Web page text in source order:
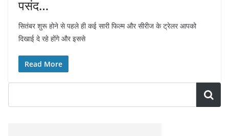
पसंद…
सितंबर शुरू होने से पहले ही कई सारी फिल्म और सीरीज के ट्रेलर आपको
दिखाई दे रहे होंगे और इससे
Read More